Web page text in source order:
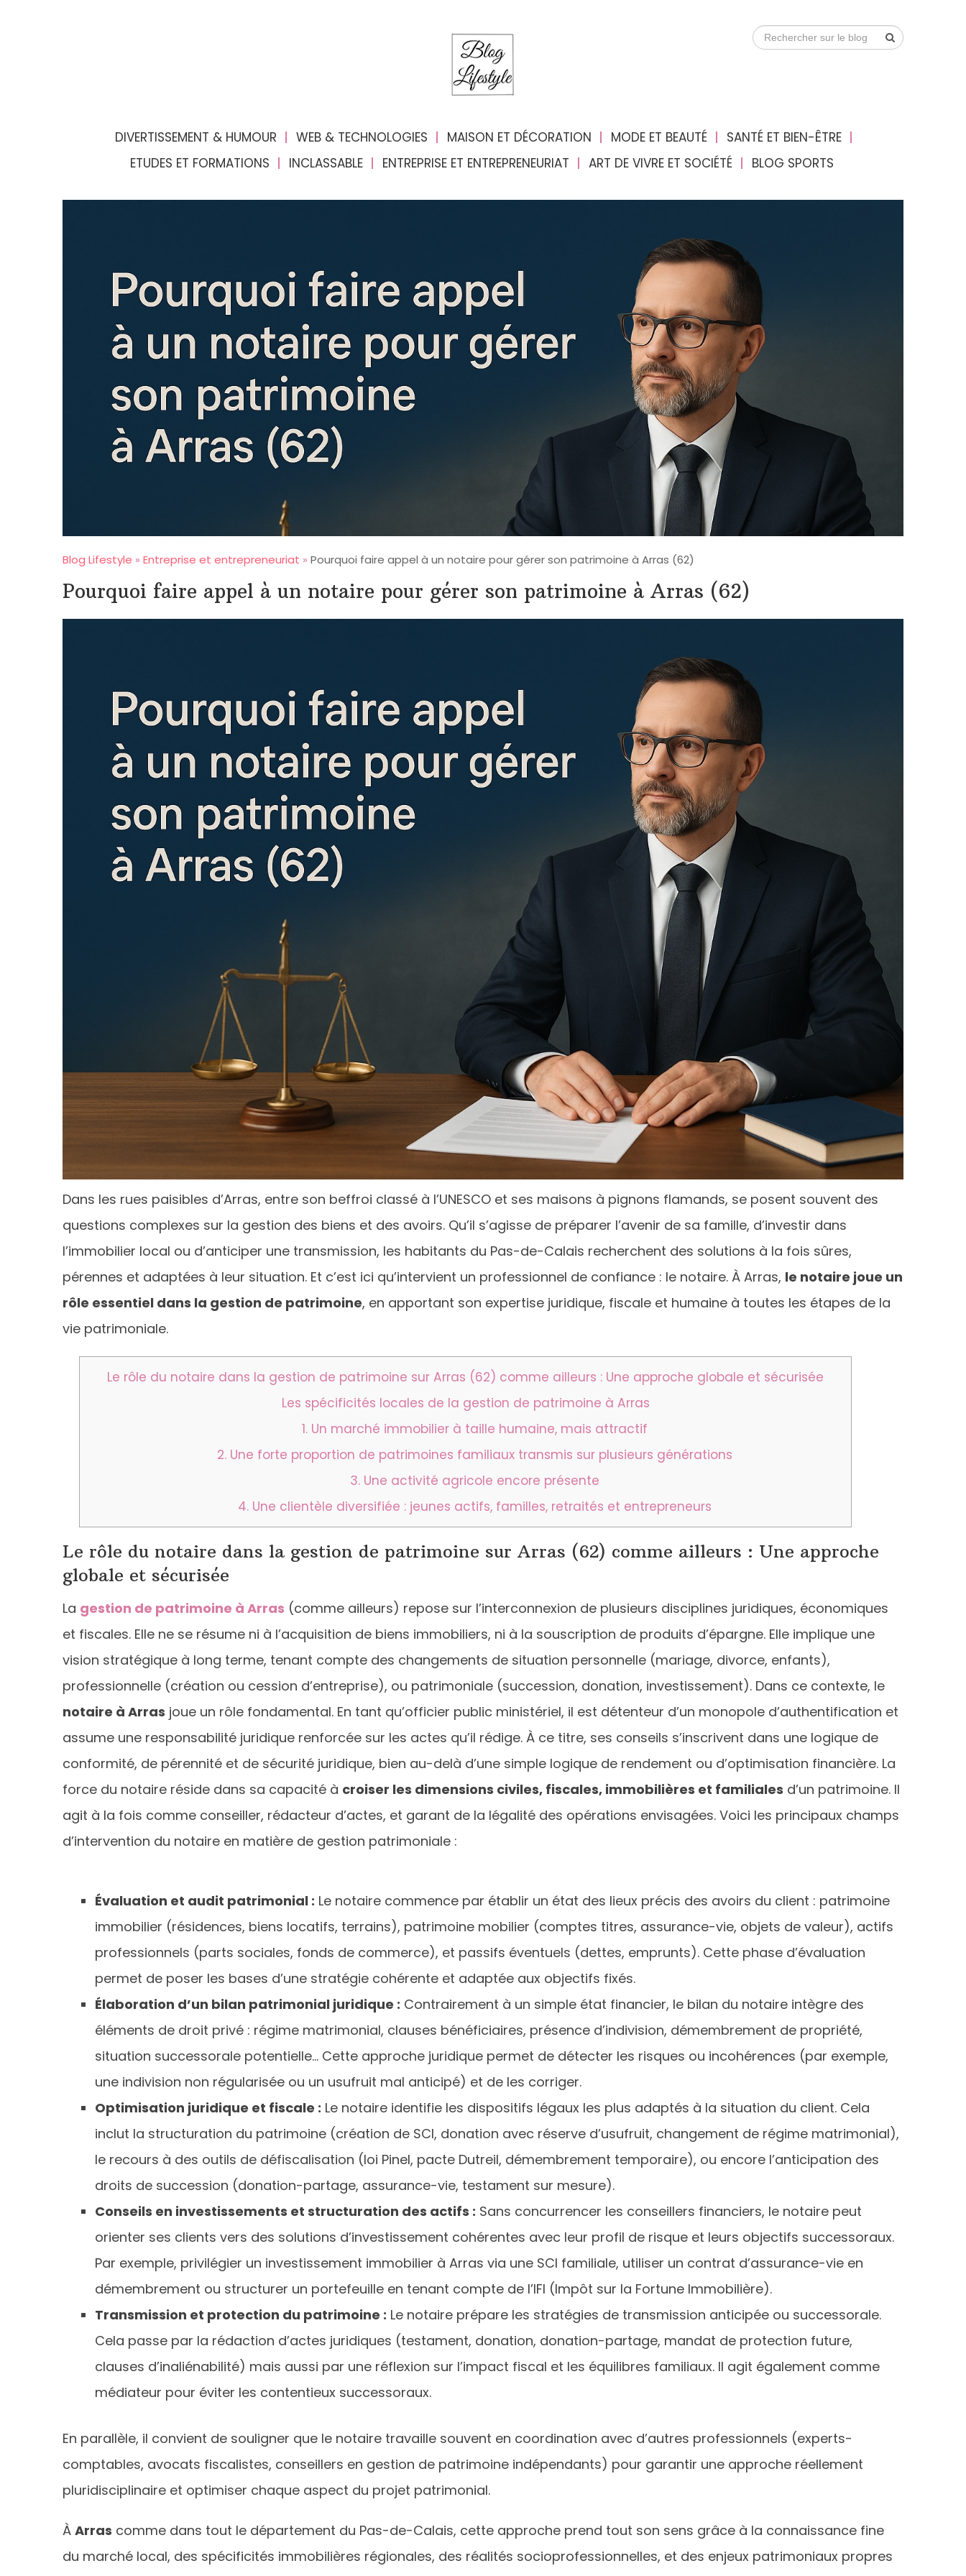
DIVERTISSEMENT & HUMOUR WEB & TECHNOLOGIES MAISON ET DÉCORATION MODE ET BEAUTÉ
SANTÉ ET BIEN-ÊTRE
ETUDES ET FORMATIONS
INCLASSABLE ENTREPRISE ET ENTREPRENEURIAT ART DE VIVRE ET SOCIÉTÉ BLOG SPORTS
Blog Lifestyle » Entreprise et entrepreneuriat » Pourquoi faire appel à un notaire pour gérer son patrimoine à Arras (62)
Pourquoi faire appel à un notaire pour gérer son patrimoine à Arras (62)
Dans les rues paisibles d’Arras, entre son beffroi classé à l’UNESCO et ses maisons à pignons flamands, se posent souvent des
questions complexes sur la gestion des biens et des avoirs. Qu’il s’agisse de préparer l’avenir de sa famille, d’investir dans
l’immobilier local ou d’anticiper une transmission, les habitants du Pas-de-Calais recherchent des solutions à la fois sûres,
pérennes et adaptées à leur situation. Et c’est ici qu’intervient un professionnel de confiance : le notaire. À Arras, le notaire joue un
rôle essentiel dans la gestion de patrimoine, en apportant son expertise juridique, fiscale et humaine à toutes les étapes de la
vie patrimoniale.
Le rôle du notaire dans la gestion de patrimoine sur Arras (62) comme ailleurs : Une approche globale et sécurisée
Les spécificités locales de la gestion de patrimoine à Arras
1. Un marché immobilier à taille humaine, mais attractif
2. Une forte proportion de patrimoines familiaux transmis sur plusieurs générations
3. Une activité agricole encore présente
4. Une clientèle diversifiée : jeunes actifs, familles, retraités et entrepreneurs
Le rôle du notaire dans la gestion de patrimoine sur Arras (62) comme ailleurs : Une approche
globale et sécurisée
La gestion de patrimoine à Arras (comme ailleurs) repose sur l’interconnexion de plusieurs disciplines juridiques, économiques
et fiscales. Elle ne se résume ni à l’acquisition de biens immobiliers, ni à la souscription de produits d’épargne. Elle implique une
vision stratégique à long terme, tenant compte des changements de situation personnelle (mariage, divorce, enfants),
professionnelle (création ou cession d’entreprise), ou patrimoniale (succession, donation, investissement). Dans ce contexte, le
notaire à Arras joue un rôle fondamental. En tant qu’officier public ministériel, il est détenteur d’un monopole d’authentification et
assume une responsabilité juridique renforcée sur les actes qu’il rédige. À ce titre, ses conseils s’inscrivent dans une logique de
conformité, de pérennité et de sécurité juridique, bien au-delà d’une simple logique de rendement ou d’optimisation financière. La
force du notaire réside dans sa capacité à croiser les dimensions civiles, fiscales, immobilières et familiales d’un patrimoine. Il
agit à la fois comme conseiller, rédacteur d’actes, et garant de la légalité des opérations envisagées. Voici les principaux champs
d’intervention du notaire en matière de gestion patrimoniale :
Évaluation et audit patrimonial : Le notaire commence par établir un état des lieux précis des avoirs du client : patrimoine
immobilier (résidences, biens locatifs, terrains), patrimoine mobilier (comptes titres, assurance-vie, objets de valeur), actifs
professionnels (parts sociales, fonds de commerce), et passifs éventuels (dettes, emprunts). Cette phase d’évaluation
permet de poser les bases d’une stratégie cohérente et adaptée aux objectifs fixés.
Élaboration d’un bilan patrimonial juridique : Contrairement à un simple état financier, le bilan du notaire intègre des
éléments de droit privé : régime matrimonial, clauses bénéficiaires, présence d’indivision, démembrement de propriété,
situation successorale potentielle… Cette approche juridique permet de détecter les risques ou incohérences (par exemple,
une indivision non régularisée ou un usufruit mal anticipé) et de les corriger.
Optimisation juridique et fiscale : Le notaire identifie les dispositifs légaux les plus adaptés à la situation du client. Cela
inclut la structuration du patrimoine (création de SCI, donation avec réserve d’usufruit, changement de régime matrimonial),
le recours à des outils de défiscalisation (loi Pinel, pacte Dutreil, démembrement temporaire), ou encore l’anticipation des
droits de succession (donation-partage, assurance-vie, testament sur mesure).
Conseils en investissements et structuration des actifs : Sans concurrencer les conseillers financiers, le notaire peut
orienter ses clients vers des solutions d’investissement cohérentes avec leur profil de risque et leurs objectifs successoraux.
Par exemple, privilégier un investissement immobilier à Arras via une SCI familiale, utiliser un contrat d’assurance-vie en
démembrement ou structurer un portefeuille en tenant compte de l’IFI (Impôt sur la Fortune Immobilière).
Transmission et protection du patrimoine : Le notaire prépare les stratégies de transmission anticipée ou successorale.
Cela passe par la rédaction d’actes juridiques (testament, donation, donation-partage, mandat de protection future,
clauses d’inaliénabilité) mais aussi par une réflexion sur l’impact fiscal et les équilibres familiaux. Il agit également comme
médiateur pour éviter les contentieux successoraux.
En parallèle, il convient de souligner que le notaire travaille souvent en coordination avec d’autres professionnels (experts-
comptables, avocats fiscalistes, conseillers en gestion de patrimoine indépendants) pour garantir une approche réellement
pluridisciplinaire et optimiser chaque aspect du projet patrimonial.
À Arras comme dans tout le département du Pas-de-Calais, cette approche prend tout son sens grâce à la connaissance fine
du marché local, des spécificités immobilières régionales, des réalités socioprofessionnelles, et des enjeux patrimoniaux propres